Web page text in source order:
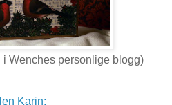
i Wenches personlige blogg)
Karin: